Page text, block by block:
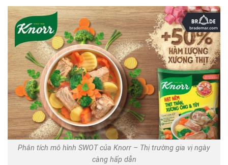
Phân tích mô hình SWOT của Knorr – Thị trường gia vị ngày
càng hấp dẫn